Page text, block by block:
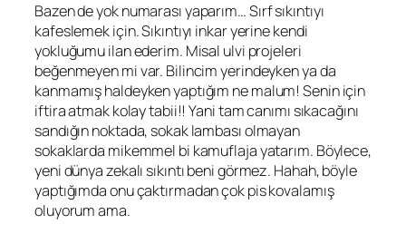
Bazen de yok numarası yaparım… Sırf sıkıntıyı
kafeslemek için. Sıkıntıyı inkar yerine kendi
yokluğumu ilan ederim. Misal ulvi projeleri
beğenmeyen mi var. Bilincim yerindeyken ya da
kanmamış haldeyken yaptığım ne malum! Senin için
iftira atmak kolay tabii!! Yani tam canımı sıkacağını
sandığın noktada, sokak lambası olmayan
sokaklarda mikemmel bi kamuflaja yatarım. Böylece,
yeni dünya zekalı sıkıntı beni görmez. Hahah, böyle
yaptığımda onu çaktırmadan çok pis kovalamış
oluyorum ama.